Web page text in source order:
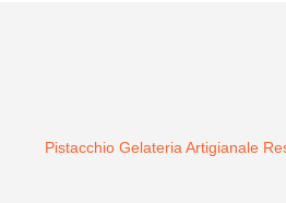
Pistacchio Gelateria Artigianale